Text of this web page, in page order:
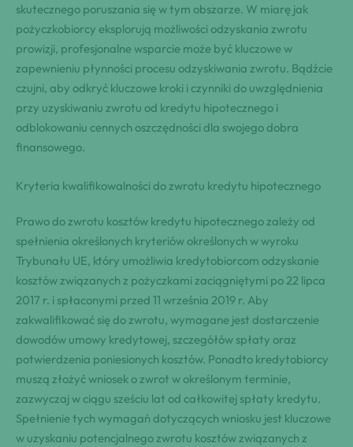
skutecznego poruszania się w tym obszarze. W miarę jak
pożyczkobiorcy eksplorują możliwości odzyskania zwrotu
prowizji, profesjonalne wsparcie może być kluczowe w
zapewnieniu płynności procesu odzyskiwania zwrotu. Bądźcie
czujni, aby odkryć kluczowe kroki i czynniki do uwzględnienia
przy uzyskiwaniu zwrotu od kredytu hipotecznego i
odblokowaniu cennych oszczędności dla swojego dobra
finansowego.
Kryteria kwalifikowalności do zwrotu kredytu hipotecznego
Prawo do zwrotu kosztów kredytu hipotecznego zależy od
spełnienia określonych kryteriów określonych w wyroku
Trybunału UE, który umożliwia kredytobiorcom odzyskanie
kosztów związanych z pożyczkami zaciągniętymi po 22 lipca
2017 r. i spłaconymi przed 11 września 2019 r. Aby
zakwalifikować się do zwrotu, wymagane jest dostarczenie
dowodów umowy kredytowej, szczegółów spłaty oraz
potwierdzenia poniesionych kosztów. Ponadto kredytobiorcy
muszą złożyć wniosek o zwrot w określonym terminie,
zazwyczaj w ciągu sześciu lat od całkowitej spłaty kredytu.
Spełnienie tych wymagań dotyczących wniosku jest kluczowe
w uzyskaniu potencjalnego zwrotu kosztów związanych z